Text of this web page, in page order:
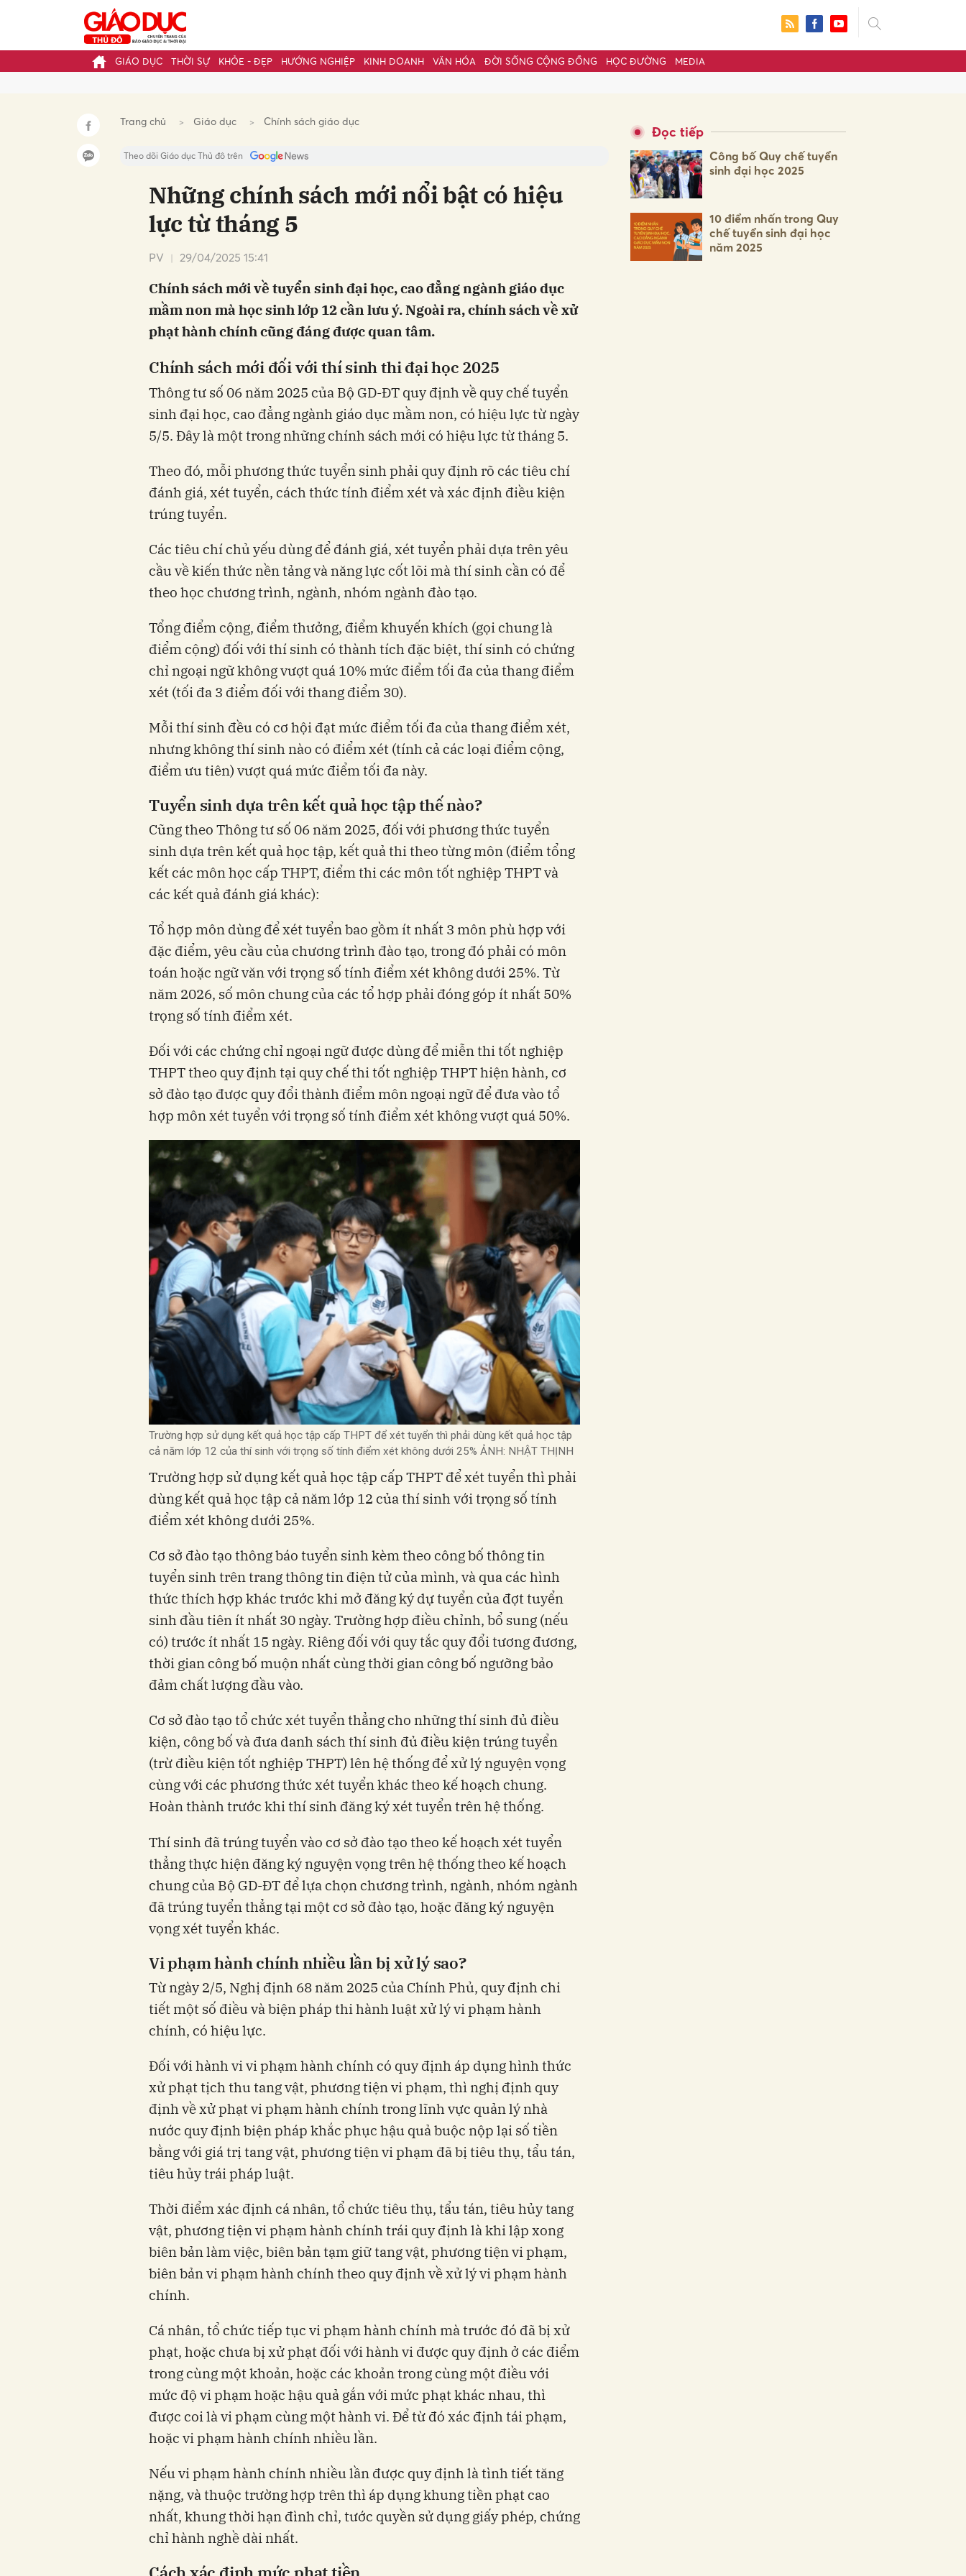
GIÁO DỤC THỜI SỰ KHỎE - ĐẸP HƯỚNG NGHIỆP KINH DOANH VĂN HÓA ĐỜI SỐNG CỘNG ĐỒNG HỌC ĐƯỜNG MEDIA
Trang chủ Giáo dục Chính sách giáo dục
Theo dõi Giáo dục Thủ đô trên
Những chính sách mới nổi bật có hiệu
lực từ tháng 5
PV 29/04/2025 15:41
Chính sách mới về tuyển sinh đại học, cao đẳng ngành giáo dục
mầm non mà học sinh lớp 12 cần lưu ý. Ngoài ra, chính sách về xử
phạt hành chính cũng đáng được quan tâm.
Chính sách mới đối với thí sinh thi đại học 2025
Thông tư số 06 năm 2025 của Bộ GD-ĐT quy định về quy chế tuyển
sinh đại học, cao đẳng ngành giáo dục mầm non, có hiệu lực từ ngày
5/5. Đây là một trong những chính sách mới có hiệu lực từ tháng 5.
Theo đó, mỗi phương thức tuyển sinh phải quy định rõ các tiêu chí
đánh giá, xét tuyển, cách thức tính điểm xét và xác định điều kiện
trúng tuyển.
Các tiêu chí chủ yếu dùng để đánh giá, xét tuyển phải dựa trên yêu
cầu về kiến thức nền tảng và năng lực cốt lõi mà thí sinh cần có để
theo học chương trình, ngành, nhóm ngành đào tạo.
Tổng điểm cộng, điểm thưởng, điểm khuyến khích (gọi chung là
điểm cộng) đối với thí sinh có thành tích đặc biệt, thí sinh có chứng
chỉ ngoại ngữ không vượt quá 10% mức điểm tối đa của thang điểm
xét (tối đa 3 điểm đối với thang điểm 30).
Mỗi thí sinh đều có cơ hội đạt mức điểm tối đa của thang điểm xét,
nhưng không thí sinh nào có điểm xét (tính cả các loại điểm cộng,
điểm ưu tiên) vượt quá mức điểm tối đa này.
Tuyển sinh dựa trên kết quả học tập thế nào?
Cũng theo Thông tư số 06 năm 2025, đối với phương thức tuyển
sinh dựa trên kết quả học tập, kết quả thi theo từng môn (điểm tổng
kết các môn học cấp THPT, điểm thi các môn tốt nghiệp THPT và
các kết quả đánh giá khác):
Tổ hợp môn dùng để xét tuyển bao gồm ít nhất 3 môn phù hợp với
đặc điểm, yêu cầu của chương trình đào tạo, trong đó phải có môn
toán hoặc ngữ văn với trọng số tính điểm xét không dưới 25%. Từ
năm 2026, số môn chung của các tổ hợp phải đóng góp ít nhất 50%
trọng số tính điểm xét.
Đối với các chứng chỉ ngoại ngữ được dùng để miễn thi tốt nghiệp
THPT theo quy định tại quy chế thi tốt nghiệp THPT hiện hành, cơ
sở đào tạo được quy đổi thành điểm môn ngoại ngữ để đưa vào tổ
hợp môn xét tuyển với trọng số tính điểm xét không vượt quá 50%.
Trường hợp sử dụng kết quả học tập cấp THPT để xét tuyển thì phải dùng kết quả học tập
cả năm lớp 12 của thí sinh với trọng số tính điểm xét không dưới 25% ẢNH: NHẬT THỊNH
Trường hợp sử dụng kết quả học tập cấp THPT để xét tuyển thì phải
dùng kết quả học tập cả năm lớp 12 của thí sinh với trọng số tính
điểm xét không dưới 25%.
Cơ sở đào tạo thông báo tuyển sinh kèm theo công bố thông tin
tuyển sinh trên trang thông tin điện tử của mình, và qua các hình
thức thích hợp khác trước khi mở đăng ký dự tuyển của đợt tuyển
sinh đầu tiên ít nhất 30 ngày. Trường hợp điều chỉnh, bổ sung (nếu
có) trước ít nhất 15 ngày. Riêng đối với quy tắc quy đổi tương đương,
thời gian công bố muộn nhất cùng thời gian công bố ngưỡng bảo
đảm chất lượng đầu vào.
Cơ sở đào tạo tổ chức xét tuyển thẳng cho những thí sinh đủ điều
kiện, công bố và đưa danh sách thí sinh đủ điều kiện trúng tuyển
(trừ điều kiện tốt nghiệp THPT) lên hệ thống để xử lý nguyện vọng
cùng với các phương thức xét tuyển khác theo kế hoạch chung.
Hoàn thành trước khi thí sinh đăng ký xét tuyển trên hệ thống.
Thí sinh đã trúng tuyển vào cơ sở đào tạo theo kế hoạch xét tuyển
thẳng thực hiện đăng ký nguyện vọng trên hệ thống theo kế hoạch
chung của Bộ GD-ĐT để lựa chọn chương trình, ngành, nhóm ngành
đã trúng tuyển thẳng tại một cơ sở đào tạo, hoặc đăng ký nguyện
vọng xét tuyển khác.
Vi phạm hành chính nhiều lần bị xử lý sao?
Từ ngày 2/5, Nghị định 68 năm 2025 của Chính Phủ, quy định chi
tiết một số điều và biện pháp thi hành luật xử lý vi phạm hành
chính, có hiệu lực.
Đối với hành vi vi phạm hành chính có quy định áp dụng hình thức
xử phạt tịch thu tang vật, phương tiện vi phạm, thì nghị định quy
định về xử phạt vi phạm hành chính trong lĩnh vực quản lý nhà
nước quy định biện pháp khắc phục hậu quả buộc nộp lại số tiền
bằng với giá trị tang vật, phương tiện vi phạm đã bị tiêu thụ, tẩu tán,
tiêu hủy trái pháp luật.
Thời điểm xác định cá nhân, tổ chức tiêu thụ, tẩu tán, tiêu hủy tang
vật, phương tiện vi phạm hành chính trái quy định là khi lập xong
biên bản làm việc, biên bản tạm giữ tang vật, phương tiện vi phạm,
biên bản vi phạm hành chính theo quy định về xử lý vi phạm hành
chính.
Cá nhân, tổ chức tiếp tục vi phạm hành chính mà trước đó đã bị xử
phạt, hoặc chưa bị xử phạt đối với hành vi được quy định ở các điểm
trong cùng một khoản, hoặc các khoản trong cùng một điều với
mức độ vi phạm hoặc hậu quả gắn với mức phạt khác nhau, thì
được coi là vi phạm cùng một hành vi. Để từ đó xác định tái phạm,
hoặc vi phạm hành chính nhiều lần.
Nếu vi phạm hành chính nhiều lần được quy định là tình tiết tăng
nặng, và thuộc trường hợp trên thì áp dụng khung tiền phạt cao
nhất, khung thời hạn đình chỉ, tước quyền sử dụng giấy phép, chứng
chỉ hành nghề dài nhất.
Đọc tiếp
Công bố Quy chế tuyển
sinh đại học 2025
10 điểm nhấn trong Quy
chế tuyển sinh đại học
năm 2025
Gửi bình luận